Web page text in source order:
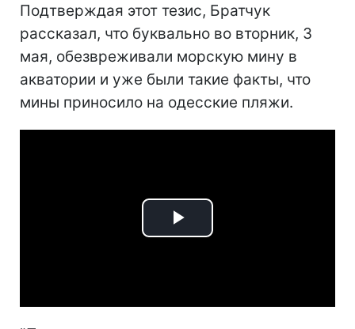
Подтверждая этот тезис, Братчук
рассказал, что буквально во вторник, 3
мая, обезвреживали морскую мину в
акватории и уже были такие факты, что
мины приносило на одесские пляжи.
Play